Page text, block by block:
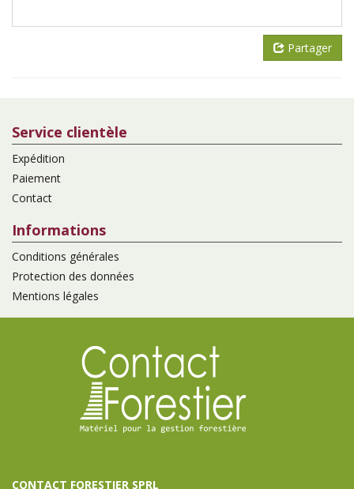
Partager
Service clientèle
Expédition
Paiement
Contact
Informations
Conditions générales
Protection des données
Mentions légales
CONTACT FORESTIER SPRL